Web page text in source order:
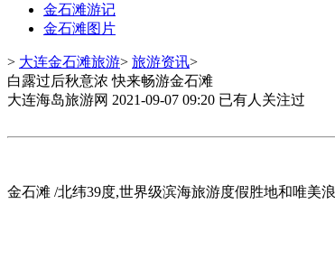
金石滩游记
金石滩图片
> 大连金石滩旅游> 旅游资讯>
白露过后秋意浓 快来畅游金石滩
大连海岛旅游网 2021-09-07 09:20 已有人关注过
金石滩 /北纬39度,世界级滨海旅游度假胜地和唯美